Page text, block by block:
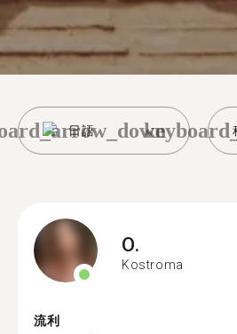
日語
O.
Kostroma
流利